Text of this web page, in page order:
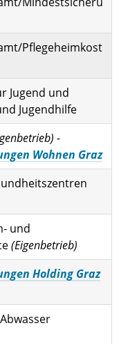
Pflegeheimkost
Jugend und
Jugendhilfe
-
Wohnen Graz
und
(Eigenbetrieb)
Holding Graz